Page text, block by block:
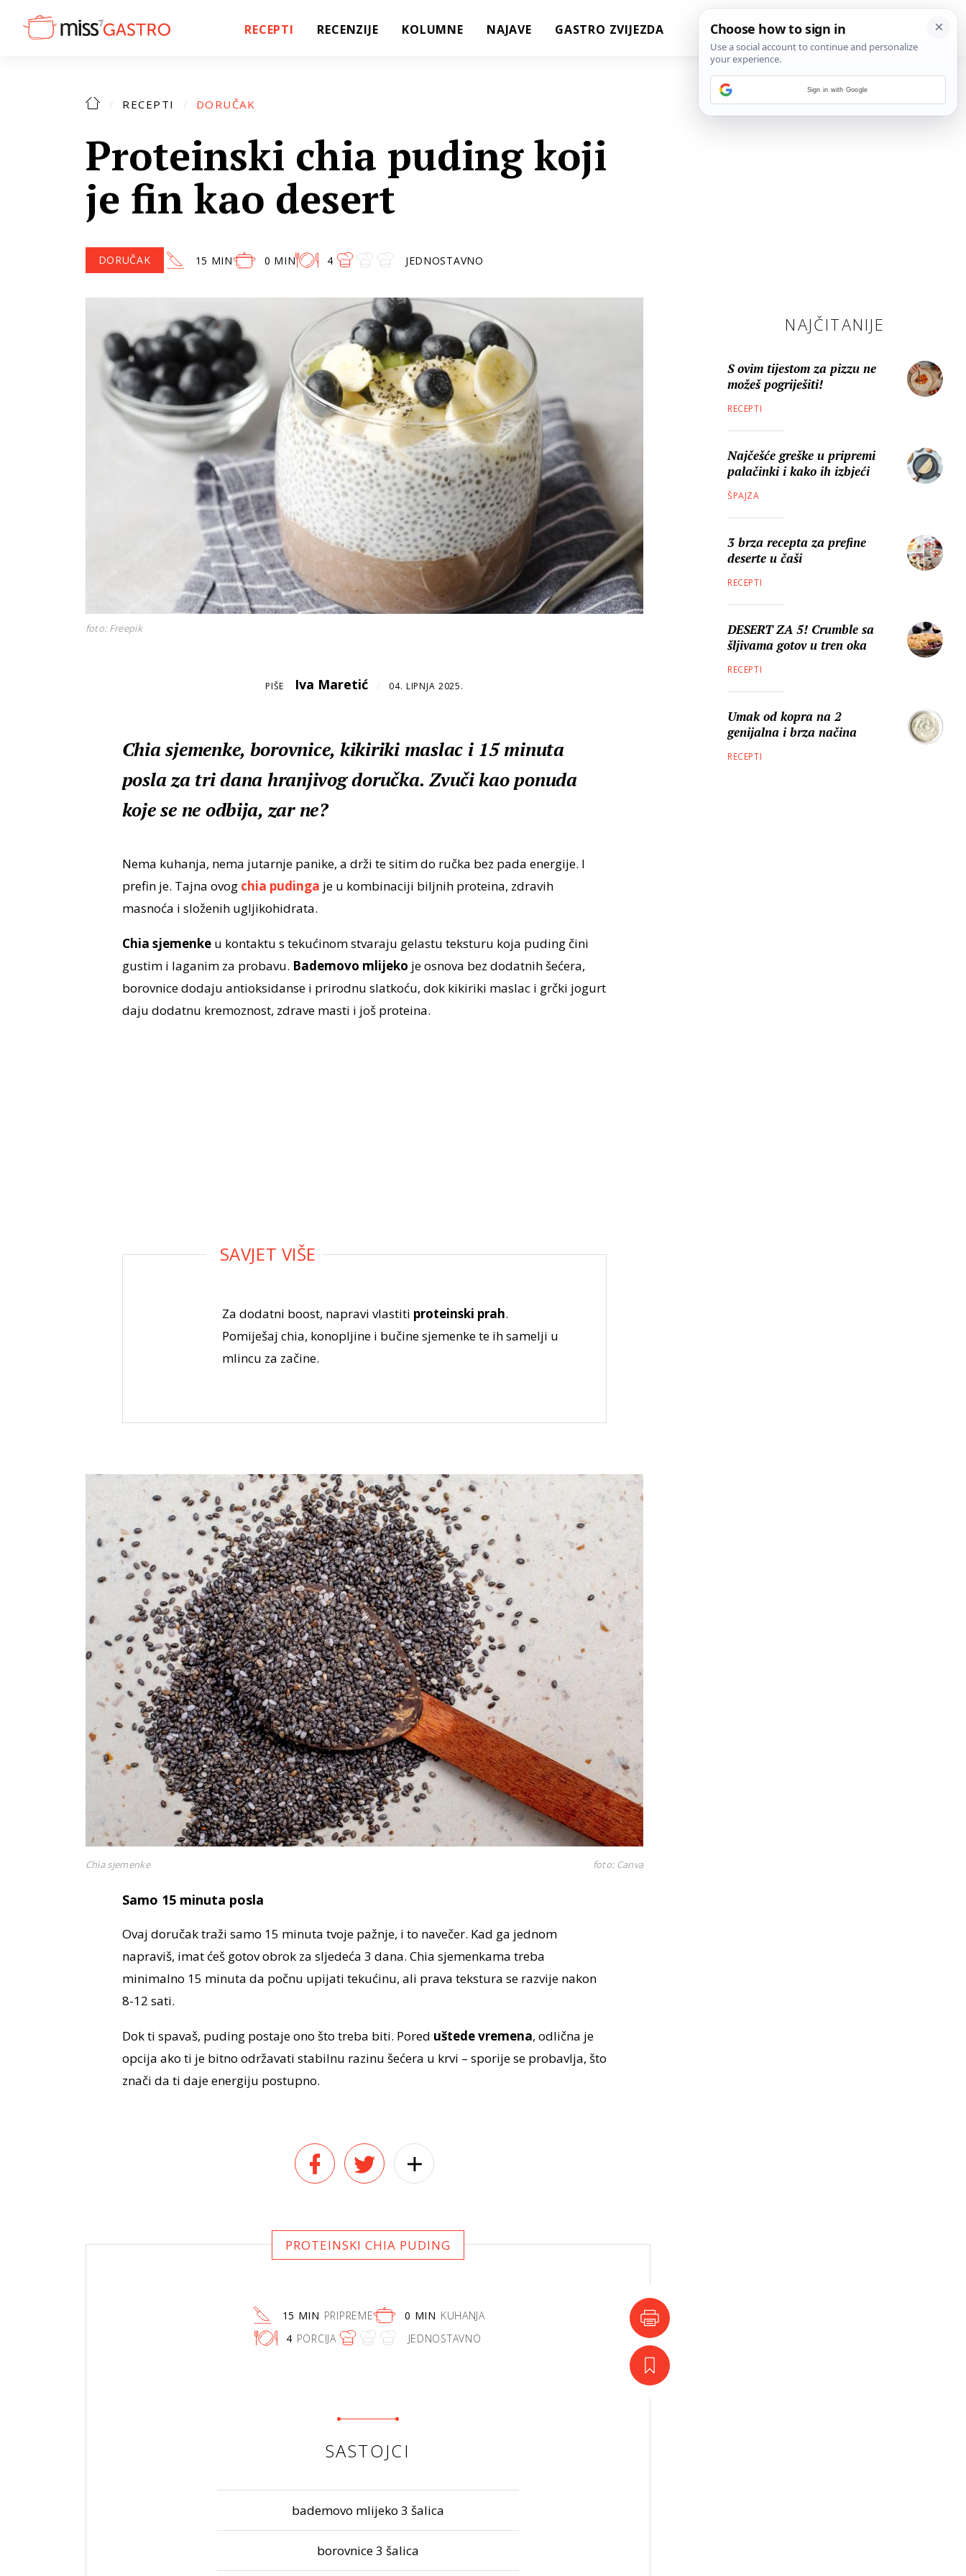
RECEPTI RECENZIJE KOLUMNE NAJAVE GASTRO ZVIJEZDA
RECEPTI DORUČAK
Proteinski chia puding koji
je fin kao desert
DORUČAK 15 MIN 0 MIN 4 JEDNOSTAVNO
foto: Freepik
PIŠE Iva Maretić / 04. LIPNJA 2025.
Chia sjemenke, borovnice, kikiriki maslac i 15 minuta
posla za tri dana hranjivog doručka. Zvuči kao ponuda
koje se ne odbija, zar ne?
Nema kuhanja, nema jutarnje panike, a drži te sitim do ručka bez pada energije. I
prefin je. Tajna ovog chia pudinga je u kombinaciji biljnih proteina, zdravih
masnoća i složenih ugljikohidrata.
Chia sjemenkeu kontaktu s tekućinom stvaraju gelastu teksturu koja puding čini
gustim i laganim za probavu. Bademovo mlijeko je osnova bez dodatnih šećera,
borovnice dodaju antioksidanse i prirodnu slatkoću, dok kikiriki maslac i grčki jogurt
daju dodatnu kremoznost, zdrave masti i još proteina.
Za dodatni boost, napravi vlastiti proteinski prah.
Pomiješaj chia, konopljine i bučine sjemenke te ih samelji u
mlincu za začine.
Chia sjemenke foto: Canva
Samo 15 minuta posla
Ovaj doručak traži samo 15 minuta tvoje pažnje, i to navečer. Kad ga jednom
napraviš, imat ćeš gotov obrok za sljedeća 3 dana. Chia sjemenkama treba
minimalno 15 minuta da počnu upijati tekućinu, ali prava tekstura se razvije nakon
8-12 sati.
Dok ti spavaš, puding postaje ono što treba biti. Pored uštede vremena, odlična je
opcija ako ti je bitno održavati stabilnu razinu šećera u krvi – sporije se probavlja, što
znači da ti daje energiju postupno.
PROTEINSKI CHIA PUDING
15 MIN PRIPREME 0 MIN KUHANJA
4 PORCIJA JEDNOSTAVNO
SASTOJCI
bademovo mlijeko 3 šalica
borovnice 3 šalica
NAJČITANIJE
S ovim tijestom za pizzu ne
možeš pogriješiti!
RECEPTI
Najčešće greške u pripremi
palačinki i kako ih izbjeći
ŠPAJZA
3 brza recepta za prefine
deserte u čaši
RECEPTI
DESERT ZA 5! Crumble sa
šljivama gotov u tren oka
RECEPTI
Umak od kopra na 2
genijalna i brza načina
RECEPTI
Sign in with Google